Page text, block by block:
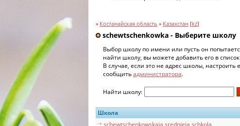
» Костанайская область » Казахстан [kz]
schewtschenkowka - Выберите школу
Выбор школу по имени или пусть он
найти школу, вы можете добавить его в список
В случае, если это не адрес школы,
сообщитьадминистратора.
Найти школу:
Школа
schewtschenkowskaja srednjeja schkola